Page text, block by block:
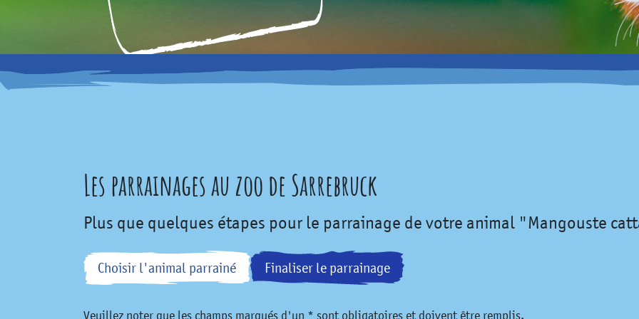
Les parrainages au zoo de Sarrebruck
Plus que quelques étapes pour le parrainage de votre animal "Mangouste
Choisir l'animal parrainé Finaliser le parrainage
Veuillez noter que les champs marqués d'un * sont obligatoires et doivent être remplis.